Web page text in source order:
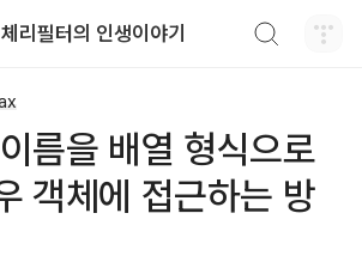
체리필터의 인생이야기
름을 배열 형식으로
객체에 접근하는 방